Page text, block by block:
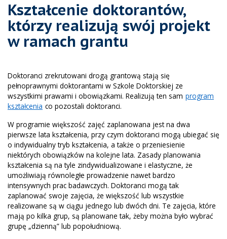
Kształcenie doktorantów,
którzy realizują swój projekt
w ramach grantu
Doktoranci zrekrutowani drogą grantową stają się
pełnoprawnymi doktorantami w Szkole Doktorskiej ze
wszystkimi prawami i obowiązkami. Realizują ten sam program
kształcenia co pozostali doktoranci.
W programie większość zajęć zaplanowana jest na dwa
pierwsze lata kształcenia, przy czym doktoranci mogą ubiegać się
o indywidualny tryb kształcenia, a także o przeniesienie
niektórych obowiązków na kolejne lata. Zasady planowania
kształcenia są na tyle zindywidualizowane i elastyczne, że
umożliwiają równoległe prowadzenie nawet bardzo
intensywnych prac badawczych. Doktoranci mogą tak
zaplanować swoje zajęcia, że większość lub wszystkie
realizowane są w ciągu jednego lub dwóch dni. Te zajęcia, które
mają po kilka grup, są planowane tak, żeby można było wybrać
grupę „dzienną” lub popołudniową.